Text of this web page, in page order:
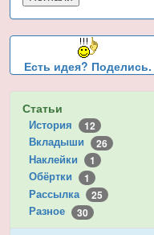
Есть идея? Поделись.
Статьи
История 12
Вкладыши 26
Наклейки 1
Обёртки 1
Рассылка 25
Разное 30